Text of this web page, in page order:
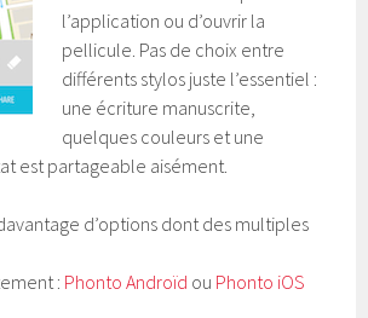
l’application ou d’ouvrir la
pellicule. Pas de choix entre
différents stylos juste l’essentiel :
une écriture manuscrite,
quelques couleurs et une
est partageable aisément.
d’options dont des multiples
: Phonto Androïd ou Phonto iOS